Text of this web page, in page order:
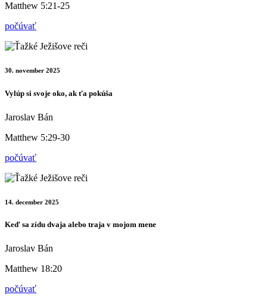
Matthew 5:21-25
počúvať
30. november 2025
Vylúp si svoje oko, ak ťa pokúša
Jaroslav Bán
Matthew 5:29-30
počúvať
14. december 2025
Keď sa zídu dvaja alebo traja v mojom mene
Jaroslav Bán
Matthew 18:20
počúvať